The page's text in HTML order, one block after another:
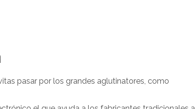
pasar por los grandes aglutinatores, como